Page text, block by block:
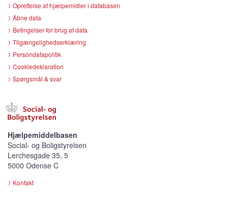
Oprettelse af hjælpemidler i databasen
Åbne data
Betingelser for brug af data
Tilgængelighedserklæring
Persondatapolitik
Cookiedeklaration
Spørgsmål & svar
Hjælpemiddelbasen
Social- og Boligstyrelsen
Lerchesgade 35, 5
5000 Odense C
Kontakt